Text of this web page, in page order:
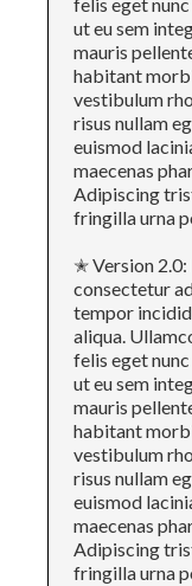
felis eget
ut eu sem
mauris
habitant
vestibulum
risus nullam
euismod
maecenas
Adipiscing
fringilla urna
✭ Version 2.0:
consectetur
tempor
aliqua.
felis eget
ut eu sem
mauris
habitant
vestibulum
risus nullam
euismod
maecenas
Adipiscing
fringilla urna